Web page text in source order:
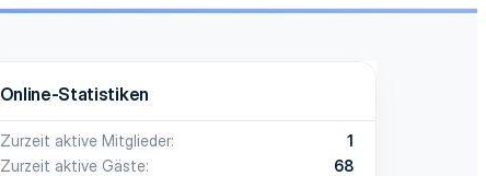
Online-Statistiken
Zurzeit aktive Mitglieder
1
Zurzeit aktive Gäste
68